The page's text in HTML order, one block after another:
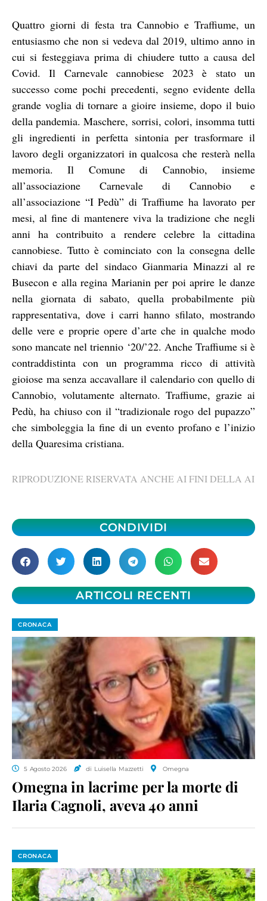
Quattro giorni di festa tra Cannobio e Traffiume, un
entusiasmo che non si vedeva dal 2019, ultimo anno in
cui si festeggiava prima di chiudere tutto a causa del
Covid. Il Carnevale cannobiese 2023 è stato un
successo come pochi precedenti, segno evidente della
grande voglia di tornare a gioire insieme, dopo il buio
della pandemia. Maschere, sorrisi, colori, insomma tutti
gli ingredienti in perfetta sintonia per trasformare il
lavoro degli organizzatori in qualcosa che resterà nella
memoria. Il Comune di Cannobio, insieme
all’associazione Carnevale di Cannobio e
all’associazione “I Pedù” di Traffiume ha lavorato per
mesi, al fine di mantenere viva la tradizione che negli
anni ha contribuito a rendere celebre la cittadina
cannobiese. Tutto è cominciato con la consegna delle
chiavi da parte del sindaco Gianmaria Minazzi al re
Busecon e alla regina Marianin per poi aprire le danze
nella giornata di sabato, quella probabilmente più
rappresentativa, dove i carri hanno sfilato, mostrando
delle vere e proprie opere d’arte che in qualche modo
sono mancate nel triennio ‘20/’22. Anche Traffiume si è
contraddistinta con un programma ricco di attività
gioiose ma senza accavallare il calendario con quello di
Cannobio, volutamente alternato. Traffiume, grazie ai
Pedù, ha chiuso con il “tradizionale rogo del pupazzo”
che simboleggia la fine di un evento profano e l’inizio
della Quaresima cristiana.
RIPRODUZIONE RISERVATA ANCHE AI FINI DELLA AI
CONDIVIDI
ARTICOLI RECENTI
CRONACA
5 Agosto 2026 di Luisella Mazzetti Omegna
Omegna in lacrime per la morte di
Ilaria Cagnoli, aveva 40 anni
CRONACA